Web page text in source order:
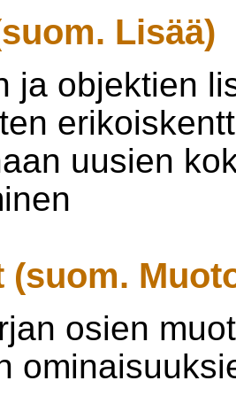
Lisää)
ja objektien
uusien
(suom.
osien